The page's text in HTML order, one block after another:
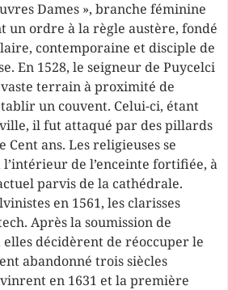
Dames », branche féminine
un ordre à la règle austère, fondé
contemporaine et disciple de
En 1528, le seigneur de Puycelci
terrain à proximité de
un couvent. Celui-ci, étant
il fut attaqué par des pillards
ans. Les religieuses se
de l’enceinte fortifiée, à
parvis de la cathédrale.
en 1561, les clarisses
Après la soumission de
elles décidèrent de réoccuper le
abandonné trois siècles
en 1631 et la première